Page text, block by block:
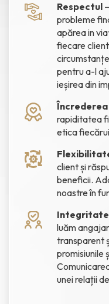
Respectul
probleme
apărea in
fiecare
pentru a-l
ieșirea din
Încrederea
rapiditatea
etica
client și
beneficii.
noastre în
luăm
transparent
promisiunile
unei relații